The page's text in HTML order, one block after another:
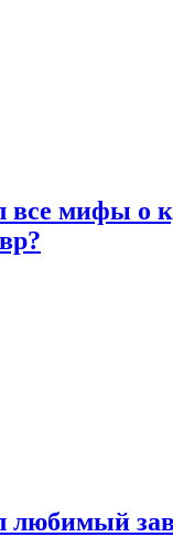
мифы о